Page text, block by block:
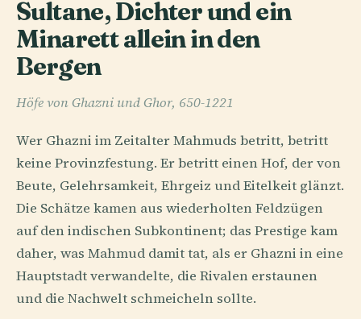
Sultane, Dichter und ein
Minarett allein in den
Bergen
Höfe von Ghazni und Ghor, 650-1221
Wer Ghazni im Zeitalter Mahmuds betritt, betritt
keine Provinzfestung. Er betritt einen Hof, der von
Beute, Gelehrsamkeit, Ehrgeiz und Eitelkeit glänzt.
Die Schätze kamen aus wiederholten Feldzügen
auf den indischen Subkontinent; das Prestige kam
daher, was Mahmud damit tat, als er Ghazni in eine
Hauptstadt verwandelte, die Rivalen erstaunen
und die Nachwelt schmeicheln sollte.